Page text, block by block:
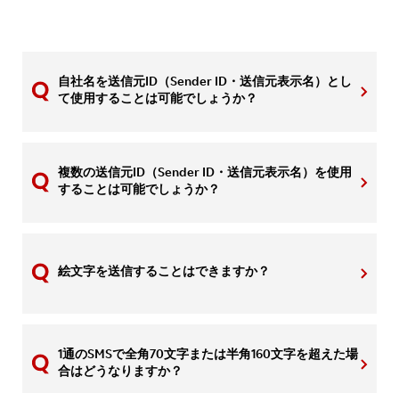
自社名を送信元ID（Sender ID・送信元表示名）とし
て使用することは可能でしょうか？
複数の送信元ID（Sender ID・送信元表示名）を使用
することは可能でしょうか？
絵文字を送信することはできますか？
1通のSMSで全角70文字または半角160文字を超えた場
合はどうなりますか？